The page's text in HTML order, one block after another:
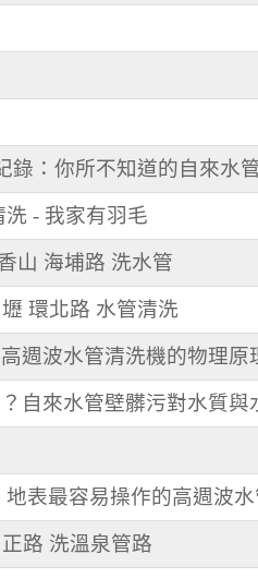
錄：你所不知道的自來水
- 我家有羽毛
山 海埔路 洗水管
環北路 水管清洗
週波水管清洗機的物理原
自來水管壁髒污對水質與
表最容易操作的高週波
路 洗溫泉管路